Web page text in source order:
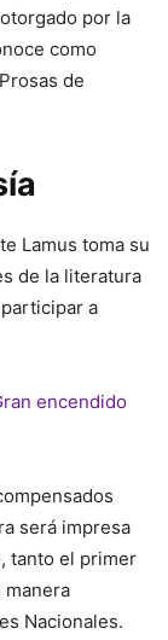
por la
como
de
Lamus toma su
de la literatura
a
encendido
será impresa
tanto el primer
Nacionales.